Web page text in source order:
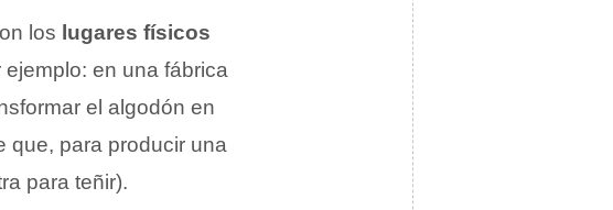
los lugares físicos
en una fábrica
el algodón en
que, para producir una
para teñir).